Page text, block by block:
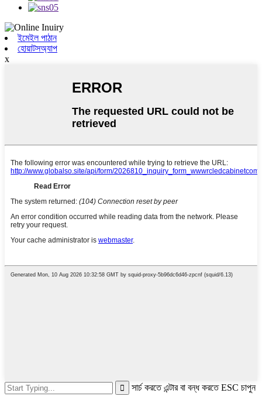
ইমেইল পাঠান
হোয়াটসঅ্যাপ
x
সার্চ করতে এন্টার বা বন্ধ করতে ESC চাপুন